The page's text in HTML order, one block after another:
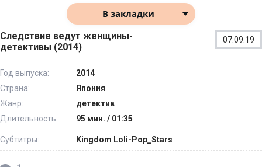
В закладки
Следствие ведут женщины-
детективы (2014)
07.09.19
Год выпуска:
2014
Страна:
Япония
Жанр:
детектив
Длительность:
95 мин. / 01:35
Субтитры: Kingdom Loli-Pop_Stars